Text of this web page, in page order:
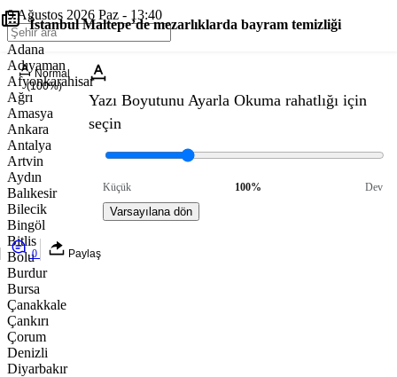
9 Ağustos 2026 Paz - 13:40
Adana
Adıyaman
Afyonkarahisar
Ağrı
Amasya
Ankara
Antalya
Artvin
Aydın
Balıkesir
Bilecik
Bingöl
Bitlis
Bolu
Burdur
Bursa
Çanakkale
Çankırı
Çorum
Denizli
Diyarbakır
İstanbul Maltepe’de mezarlıklarda bayram temizliği
Normal
(100%)
Yazı Boyutunu Ayarla Okuma rahatlığı için
seçin
Küçük 100% Dev
Varsayılana dön
0 Paylaş